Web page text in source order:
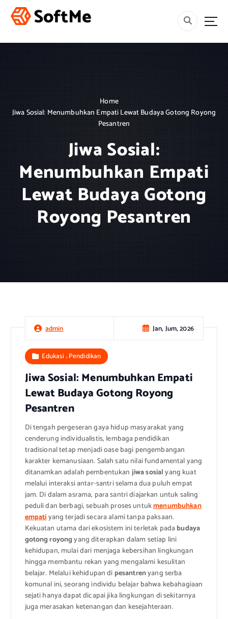
Home
Jiwa Sosial: Menumbuhkan Empati Lewat Budaya Gotong Royong
Pesantren
Jiwa Sosial:
Menumbuhkan Empati
Lewat Budaya Gotong
Royong Pesantren
admin Jan, Jum, 2026
Edukasi,Pendidikan
Jiwa Sosial: Menumbuhkan Empati
Lewat Budaya Gotong Royong
Pesantren
Di tengah pergeseran gaya hidup masyarakat yang
cenderung individualistis, lembaga pendidikan
tradisional tetap menjadi oase bagi pengembangan
karakter kemanusiaan. Salah satu nilai fundamental yang
ditanamkan adalah pembentukan jiwa sosialyang kuat
melalui interaksi antar-santri selama dua puluh empat
jam. Di dalam asrama, para santri diajarkan untuk saling
peduli dan berbagi, sebuah proses untukmenumbuhkan
empatiyang terjadi secara alami tanpa paksaan.
Kekuatan utama dari ekosistem ini terletak padabudaya
gotong royongyang diterapkan dalam setiap lini
kehidupan, mulai dari menjaga kebersihan lingkungan
hingga membantu rekan yang mengalami kesulitan
belajar. Melalui kehidupan di pesantrenyang serba
komunal ini, seorang individu belajar bahwa kebahagiaan
sejati hanya dapat dicapai jika lingkungan di sekitarnya
juga merasakan ketenangan dan kesejahteraan.